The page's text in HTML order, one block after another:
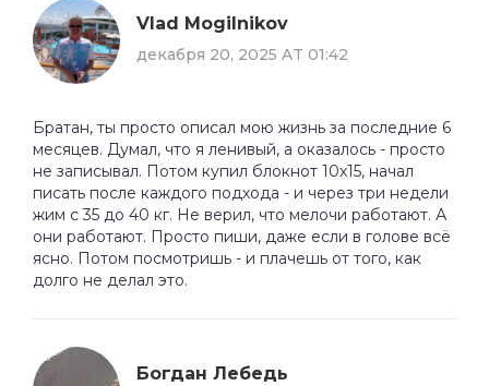
Vlad Mogilnikov
декабря 20, 2025 AT 01:42
Братан, ты просто описал мою жизнь за последние 6
месяцев. Думал, что я ленивый, а оказалось - просто
не записывал. Потом купил блокнот 10x15, начал
писать после каждого подхода - и через три недели
жим с 35 до 40 кг. Не верил, что мелочи работают. А
они работают. Просто пиши, даже если в голове всё
ясно. Потом посмотришь - и плачешь от того, как
долго не делал это.
Богдан Лебедь